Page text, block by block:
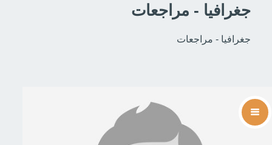
جغرافيا - مراجعات
جغرافيا - مراجعات